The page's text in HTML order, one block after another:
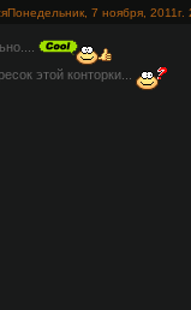
Понедельник, 7 ноября, 2011г.
этой конторки...